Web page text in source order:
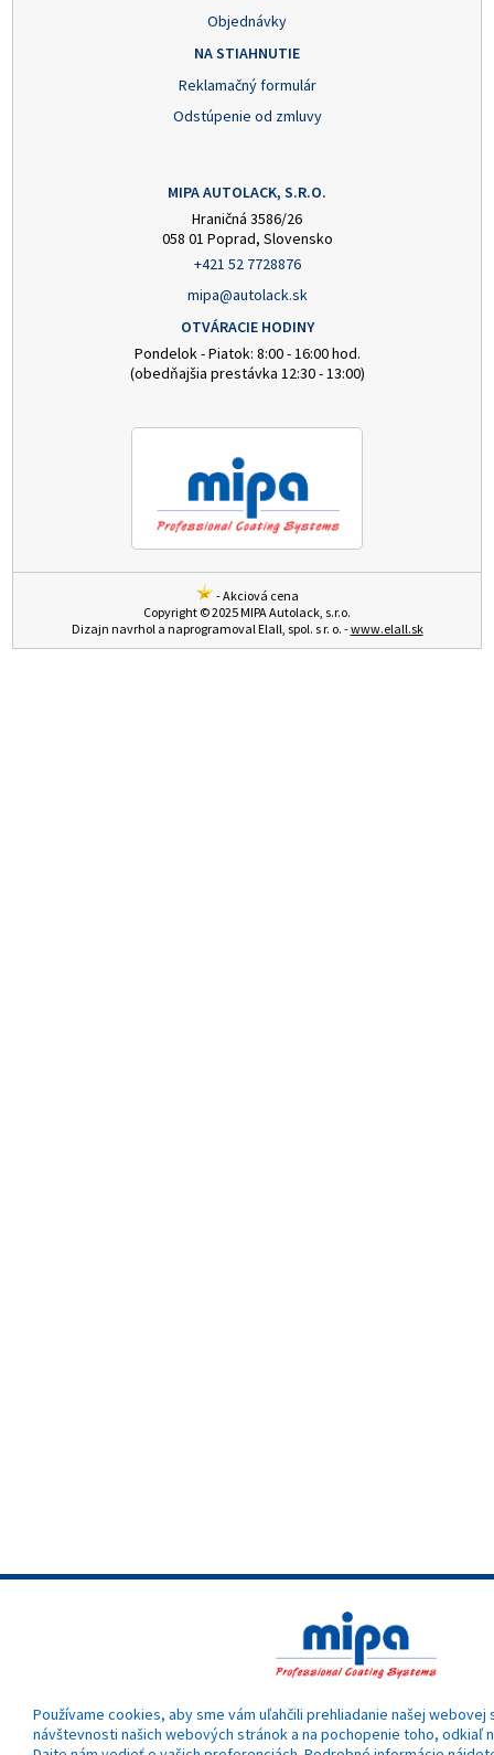
Objednávky
NA STIAHNUTIE
Reklamačný formulár
Odstúpenie od zmluvy
MIPA AUTOLACK, S.R.O.
Hraničná 3586/26
058 01 Poprad, Slovensko
+421 52 7728876
mipa@autolack.sk
OTVÁRACIE HODINY
Pondelok - Piatok: 8:00 - 16:00 hod.
(obedňajšia prestávka 12:30 - 13:00)
- Akciová cena
Copyright © 2025 MIPA Autolack, s.r.o.
Dizajn navrhol a naprogramoval Elall, spol. s r. o. -www.elall.sk
Používame cookies, aby sme vám uľahčili prehliadanie našej webovej
návštevnosti našich webových stránok a na pochopenie toho, odkiaľ